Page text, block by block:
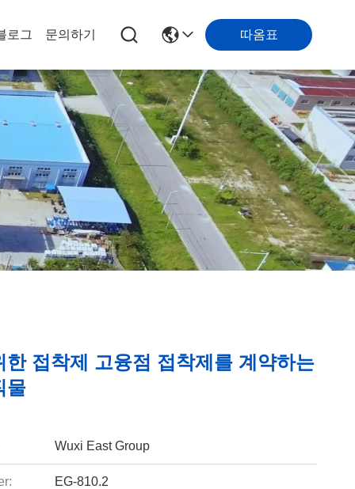
로그 문의하기 따옴표
한 접착제 고융점 접착제를 계약하는
물
Wuxi East Group
EG-810.2